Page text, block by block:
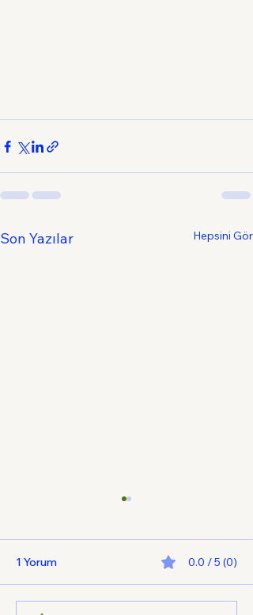
Son Yazılar Hepsini Gör
1 Yorum 0.0 / 5 (0)